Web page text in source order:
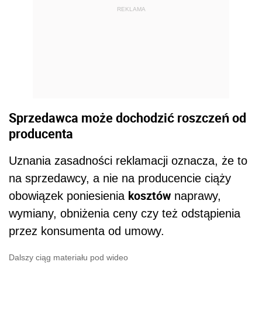
REKLAMA
Sprzedawca może dochodzić roszczeń od
producenta
Uznania zasadności reklamacji oznacza, że to
na sprzedawcy, a nie na producencie ciąży
obowiązek poniesienia kosztów naprawy,
wymiany, obniżenia ceny czy też odstąpienia
przez konsumenta od umowy.
Dalszy ciąg materiału pod wideo